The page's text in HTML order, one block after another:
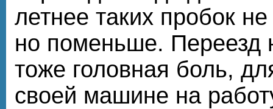
летнее таких пробок
но поменьше. Переезд
тоже головная боль,
своей машине на